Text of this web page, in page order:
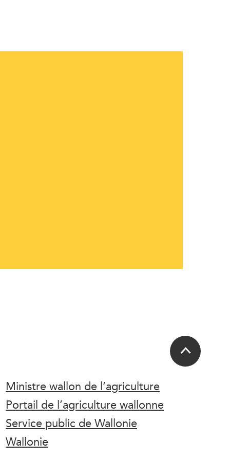
Ministre wallon de l’agriculture
Portail de l’agriculture wallonne
Service public de Wallonie
Wallonie